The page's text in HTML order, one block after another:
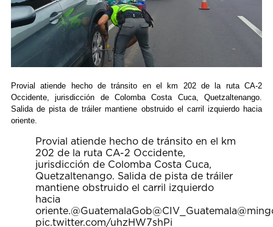
Provial atiende hecho de tránsito en el km 202 de la ruta CA-2
Occidente, jurisdicción de Colomba Costa Cuca, Quetzaltenango.
Salida de pista de tráiler mantiene obstruido el carril izquierdo hacia
oriente.
Provial atiende hecho de tránsito en el km
202 de la ruta CA-2 Occidente,
jurisdicción de Colomba Costa Cuca,
Quetzaltenango. Salida de pista de tráiler
mantiene obstruido el carril izquierdo
hacia
oriente.@GuatemalaGob@CIV_Guatemala
pic.twitter.com/uhzHW7shPi